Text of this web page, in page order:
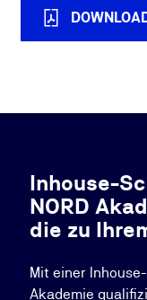
Inhouse-
NORD
die zu
Mit einer
Akademie